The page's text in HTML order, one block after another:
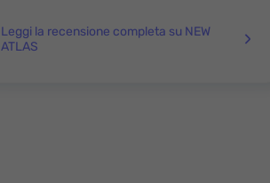
Leggi la recensione completa su NEW
ATLAS